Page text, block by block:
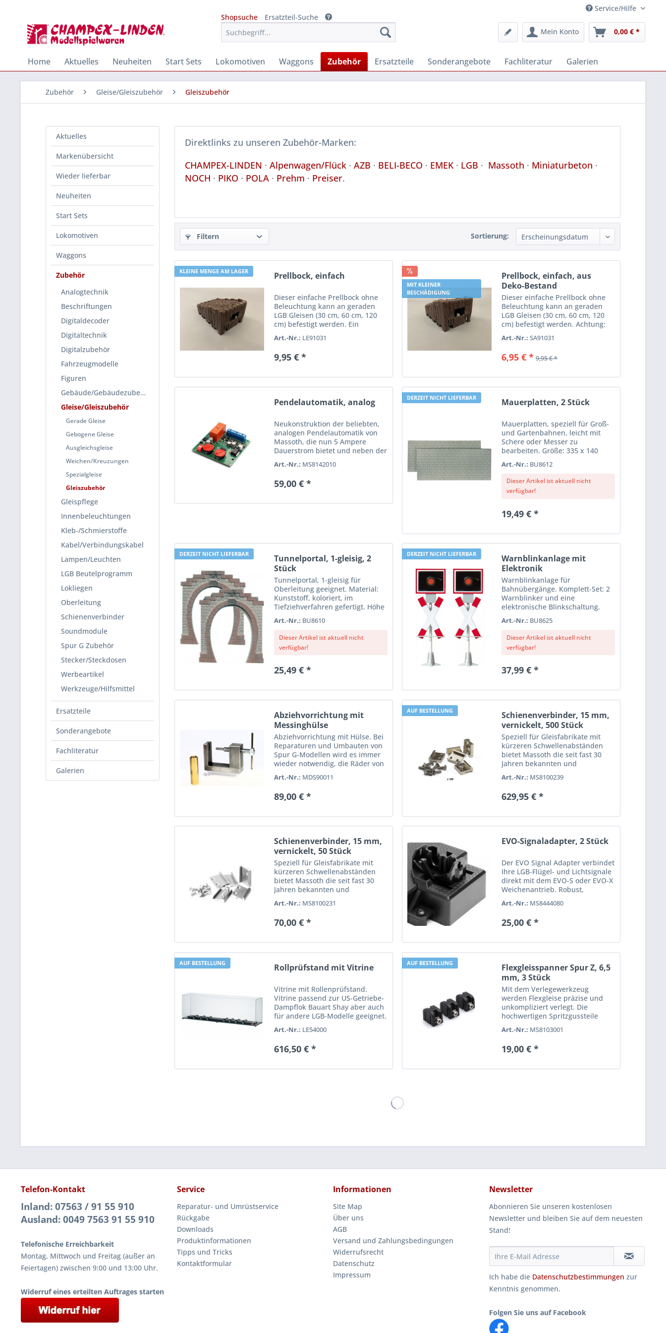
Service/Hilfe
Shopsuche
Ersatzteil-Suche
Mein Konto
0,00 € *
Home Aktuelles Neuheiten Start Sets Lokomotiven Waggons Zubehör Ersatzteile Sonderangebote Fachliteratur Galerien
Zubehör Gleise/Gleiszubehör Gleiszubehör
Aktuelles
Markenübersicht
Wieder lieferbar
Neuheiten
Start Sets
Lokomotiven
Waggons
Zubehör
Analogtechnik
Beschriftungen
Digitaldecoder
Digitaltechnik
Digitalzubehör
Fahrzeugmodelle
Figuren
Gebäude/Gebäudezubehör
Gleise/Gleiszubehör
Gerade Gleise
Gebogene Gleise
Ausgleichsgleise
Weichen/Kreuzungen
Spezialgleise
Gleiszubehör
Gleispflege
Innenbeleuchtungen
Kleb-/Schmierstoffe
Kabel/Verbindungskabel
Lampen/Leuchten
LGB Beutelprogramm
Lokliegen
Oberleitung
Schienenverbinder
Soundmodule
Spur G Zubehör
Stecker/Steckdosen
Werbeartikel
Werkzeuge/Hilfsmittel
Ersatzteile
Sonderangebote
Fachliteratur
Galerien
Direktlinks zu unseren Zubehör-Marken:
CHAMPEX-LINDEN · Alpenwagen/Flück · AZB · BELI-BECO · EMEK · LGB · Massoth · Miniaturbeton ·
NOCH · PIKO · POLA · Prehm · Preiser.
Filtern Sortierung:
KLEINE MENGE AM LAGER Prellbock, einfach
Dieser einfache Prellbock ohne
Beleuchtung kann an geraden
LGB Gleisen (30 cm, 60 cm, 120
cm) befestigt werden. Ein
(LGB 50520) kann nachgerüstet
und stammt aus unserem...
Art.-Nr.: LE91031
9,95 € *
MIT KLEINER
BESCHÄDIGUNG
Prellbock, einfach, aus
Deko-Bestand
Dieser einfache Prellbock ohne
Beleuchtung kann an geraden
LGB Gleisen (30 cm, 60 cm, 120
cm) befestigt werden. Achtung:
hinteren insgesamt 8 Haltenasen
Foto. Er stammt aus...
Art.-Nr.: SA91031
6,95 € * 9,95 € *
Pendelautomatik, analog
Neukonstruktion der beliebten,
analogen Pendelautomatik von
Massoth, die nun 5 Ampere
Dauerstrom bietet und neben der
einstellbare Beschleunigungs-
Softstart, Softstop). Die...
Art.-Nr.: MS8142010
59,00 € *
DERZEIT NICHT LIEFERBAR Mauerplatten, 2 Stück
Mauerplatten, speziell für Groß-
und Gartenbahnen, leicht mit
Schere oder Messer zu
bearbeiten. Größe: 335 x 140
koloriert, im Tiefziehverfahren
gefertigt. 2 Stück.
Art.-Nr.: BU8612
Dieser Artikel ist aktuell nicht
verfügbar!
19,49 € *
DERZEIT NICHT LIEFERBAR
Tunnelportal, 1-gleisig, 2
Stück
Tunnelportal, 1-gleisig für
Oberleitung geeignet. Material:
Kunststoff, koloriert, im
Tiefziehverfahren gefertigt. Höhe
Art.-Nr.: BU8610
Dieser Artikel ist aktuell nicht
verfügbar!
25,49 € *
DERZEIT NICHT LIEFERBAR
Warnblinkanlage mit
Elektronik
Warnblinkanlage für
Bahnübergänge. Komplett-Set: 2
Warnblinker und eine
elektronische Blinkschaltung.
funktionsgeprüft. Wetterfest.
Art.-Nr.: BU8625
Dieser Artikel ist aktuell nicht
verfügbar!
37,99 € *
Abziehvorrichtung mit
Messinghülse
Abziehvorrichtung mit Hülse. Bei
Reparaturen und Umbauten von
Spur G-Modellen wird es immer
wieder notwendig, die Räder von
praktisches Werkzeug dient
Werkzeug ist in einer sehr...
Art.-Nr.: MDS90011
89,00 € *
AUF BESTELLUNG
Schienenverbinder, 15 mm,
vernickelt, 500 Stück
Speziell für Gleisfabrikate mit
kürzeren Schwellenabständen
bietet Massoth die seit fast 30
Jahren bekannten und
auch mit einer Gesamtlänge von
Standardmodell bietet auch
Art.-Nr.: MS8100239
629,95 € *
Schienenverbinder, 15 mm,
vernickelt, 50 Stück
Speziell für Gleisfabrikate mit
kürzeren Schwellenabständen
bietet Massoth die seit fast 30
Jahren bekannten und
auch mit einer Gesamtlänge von
Standardmodell bietet auch
Art.-Nr.: MS8100231
70,00 € *
EVO-Signaladapter, 2 Stück
Der EVO Signal Adapter verbindet
Ihre LGB-Flügel- und Lichtsignale
direkt mit dem EVO-S oder EVO-X
Weichenantrieb. Robust,
montieren – für realistische
Gartenbahn. Im Set enthalten: 2...
Art.-Nr.: MS8444080
25,00 € *
AUF BESTELLUNG Rollprüfstand mit Vitrine
Vitrine mit Rollenprüfstand.
Vitrine passend zur US-Getriebe-
Dampflok Bauart Shay aber auch
für andere LGB-Modelle geeignet.
verschiebbar. Vitrineninnenhöhe
aus schwarz eloxiertem...
Art.-Nr.: LE54000
616,50 € *
AUF BESTELLUNG
Flexgleisspanner Spur Z, 6,5
mm, 3 Stück
Mit dem Verlegewerkzeug
werden Flexgleise präzise und
unkompliziert verlegt. Die
hochwertigen Spritzgussteile
gewünschten Form, ermöglichen
erleichtern das Ablängen. Im
Art.-Nr.: MS8103001
19,00 € *
Telefon-Kontakt
Inland: 07563 / 91 55 910
Ausland: 0049 7563 91 55 910
Telefonische Erreichbarkeit
Montag, Mittwoch und Freitag (außer an
Feiertagen) zwischen 9:00 und 13:00 Uhr.
Widerruf eines erteilten Auftrages starten
Service
Reparatur- und Umrüstservice
Rückgabe
Downloads
Produktinformationen
Tipps und Tricks
Kontaktformular
Informationen
Site Map
Über uns
AGB
Versand und Zahlungsbedingungen
Widerrufsrecht
Datenschutz
Impressum
Newsletter
Abonnieren Sie unseren kostenlosen
Newsletter und bleiben Sie auf dem neuesten
Stand!
Ich habe die Datenschutzbestimmungen zur
Kenntnis genommen.
Folgen Sie uns auf Facebook